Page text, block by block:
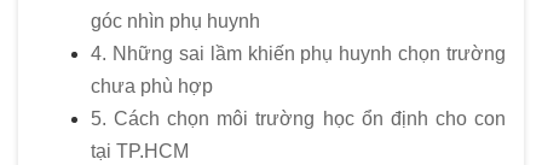
góc nhìn phụ huynh
4. Những sai lầm khiến phụ huynh chọn trường
chưa phù hợp
5. Cách chọn môi trường học ổn định cho con
tại TP.HCM